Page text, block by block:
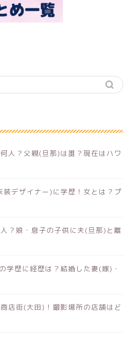
人？父親(旦那)は誰？現在はハワ
デザイナー)に学歴！女とは？プ
？娘・息子の子供に夫(旦那)と離
学歴に経歴は？結婚した妻(嫁)・
店街(大田)！撮影場所の店舗はど